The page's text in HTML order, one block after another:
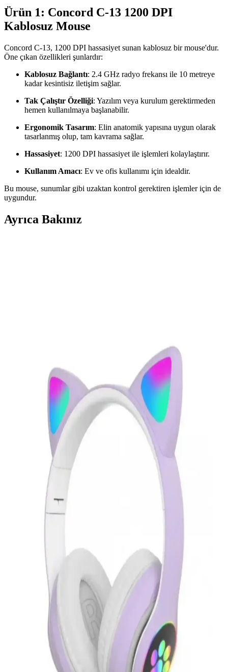
Ürün 1: Concord C-13 1200 DPI
Kablosuz Mouse
Concord C-13, 1200 DPI hassasiyet sunan kablosuz bir mouse'dur.
Öne çıkan özellikleri şunlardır:
Kablosuz Bağlantı: 2.4 GHz radyo frekansı ile 10 metreye
kadar kesintisiz iletişim sağlar.
Tak Çalıştır Özelliği: Yazılım veya kurulum gerektirmeden
hemen kullanılmaya başlanabilir.
Ergonomik Tasarım: Elin anatomik yapısına uygun olarak
tasarlanmış olup, tam kavrama sağlar.
Hassasiyet: 1200 DPI hassasiyet ile işlemleri kolaylaştırır.
Kullanım Amacı: Ev ve ofis kullanımı için idealdir.
Bu mouse, sunumlar gibi uzaktan kontrol gerektiren işlemler için de
uygundur.
Ayrıca Bakınız
Bu yazı, USB-C masa lambalarından akıllı ev sistemlerine kadar,
günlük yaşamı kolaylaştıran ve verimliliği artıran teknolojik
yükseltmeleri detaylı şekilde ele alıyor. Pratik çözümlerle
hayatınızda fark yaratın.
HP DeskJet Plus 4120 Çok Fonksiyonlu Yazıcı
İncelemesi ve Kullanım Özellikleri
HP DeskJet Plus 4120, çok fonksiyonlu, kablosuz bağlantı ve
yüksek baskı kalitesi sunan ideal bir yazıcıdır. Ev ve ofis
kullanımına uygun, kolay kurulumu ve ekonomik performansıyla
Elektronik ve Giyilebilir Teknolojilerde Sıklık ile
Fonksiyonellik Trendleri ve Gelişmeleri
Elektronik ve giyilebilir cihazlar, kullanım kolaylığı ve
fonksiyonellikleriyle öne çıkıyor. Teknolojik gelişmeler, bu
Everest SM-763 Kablosuz Oyuncu Mouse: Yüksek
Performans ve Ergonomik Tasarım
Everest SM-763, 2400 DPI sensörü, kablosuz bağlantı ve
kişiselleştirilebilir RGB ışıklandırmasıyla üstün performans sunar,
ergonomik tasarımıyla uzun kullanımlarda bile konfor sağlar.
Türk Telekom Modem ile Tenda V12
Karşılaştırması: Hız, Kapsama ve Kullanıcı
Deneyimi Analizi
Türk Telekom ve Tenda V12 modemleri hız, kapsama alanı ve